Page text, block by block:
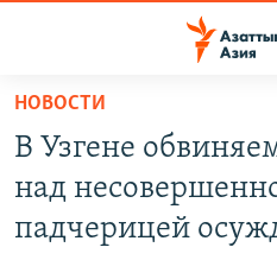
Вернуться
основному
содержанию
ЦЕНТРАЛЬНАЯ АЗИЯ
ВОЙНА В УКРАИНЕ
НОВОСТИ
В Узгене
над
падчерицей